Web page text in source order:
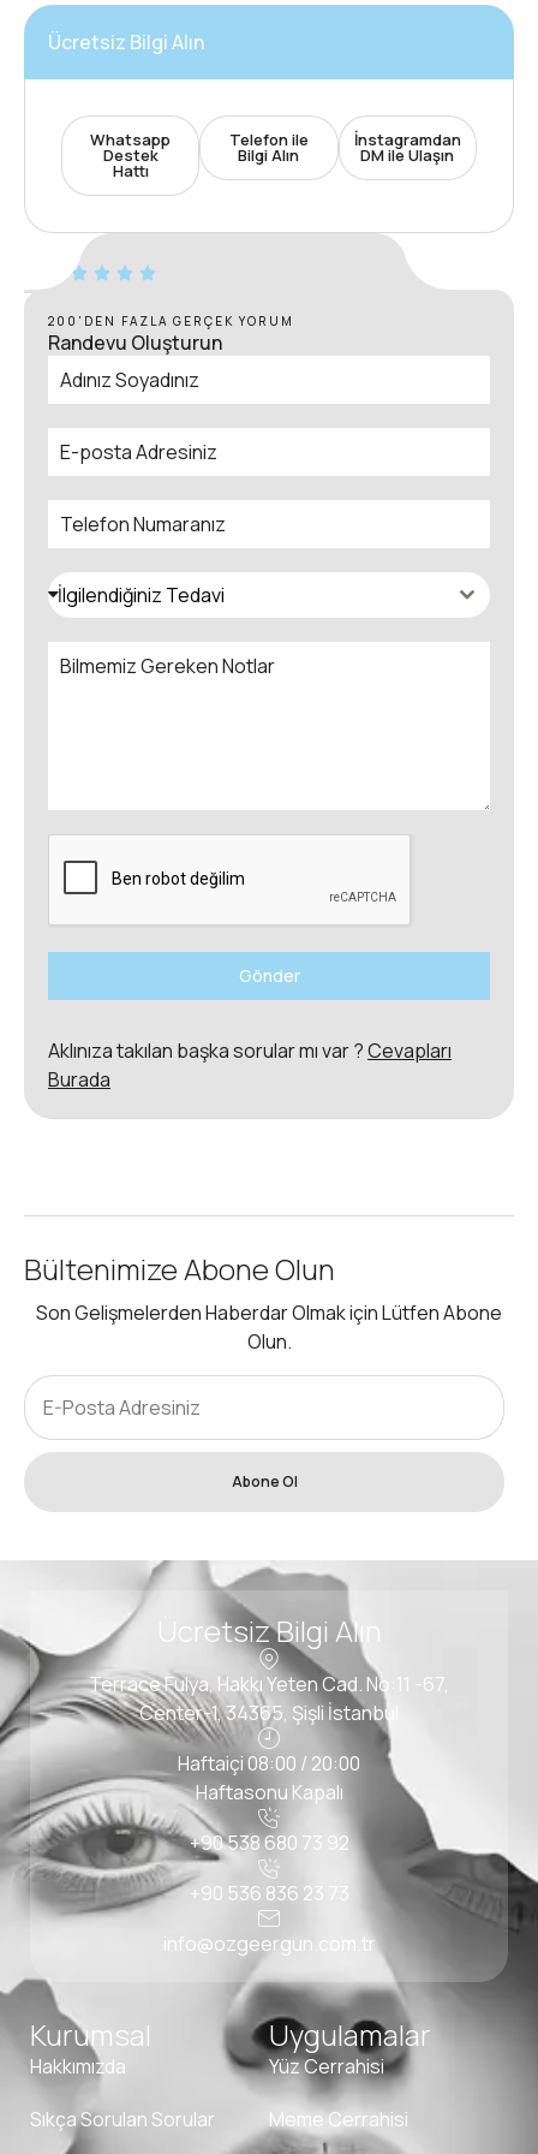
Ücretsiz Bilgi Alın
Whatsapp
Destek
Hattı
Telefon ile
Bilgi Alın
İnstagramdan
DM ile Ulaşın
200'DEN FAZLA GERÇEK YORUM
Randevu Oluşturun
İlgilendiğiniz Tedavi
Gönder
Aklınıza takılan başka sorular mı var ?Cevapları
Burada
Bültenimize Abone Olun
Son Gelişmelerden Haberdar Olmak için Lütfen Abone
Olun.
Abone Ol
Kurumsal
Hakkımızda
Sıkça Sorulan Sorular
Uygulamalar
Yüz Cerrahisi
Meme Cerrahisi
Ücretsiz Bilgi Alın
Terrace Fulya, Hakkı Yeten Cad. No:11 -67,
Center-1, 34365, Şişli İstanbul
Haftaiçi 08:00 / 20:00
Haftasonu Kapalı
+90 538 680 73 92
+90 536 836 23 73
info@ozgeergun.com.tr